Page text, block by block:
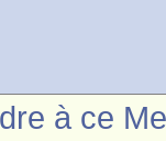
à ce